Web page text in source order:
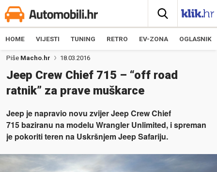
HOME VIJESTI TUNING RETRO EV-ZONA OGLASNIK
Piše Macho.hr 18.03.2016
Jeep Crew Chief 715 – “off road
ratnik” za prave muškarce
Jeep je napravio novu zvijer Jeep Crew Chief
715 baziranu na modelu Wrangler Unlimited, i spreman
je pokoriti teren na Uskršnjem Jeep Safariju.